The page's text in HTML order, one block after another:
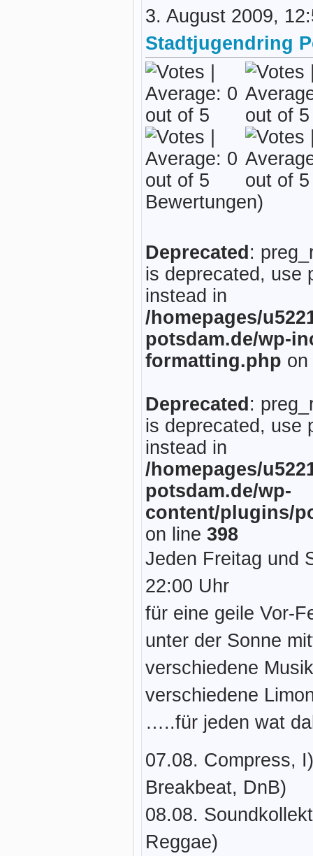
3. August 2009,
Stadtjugendring
Bewertungen)
Deprecated :
is deprecated, use
instead in
/homepages/
potsdam.de/wp-
formatting.php
Deprecated :
is deprecated, use
instead in
/homepages/
potsdam.de/wp-
content/plugins/
on line 398
Jeden Freitag und
22:00 Uhr
für eine geile Vor-
unter der Sonne
verschiedene
verschiedene
…..für jeden wat
07.08. Compress,
Breakbeat, DnB)
08.08.
Reggae)